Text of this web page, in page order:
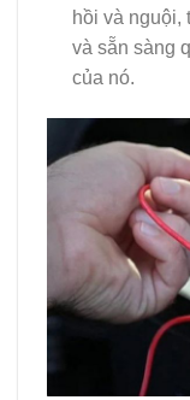
hồi và nguội,
và sẵn sàng
của nó.